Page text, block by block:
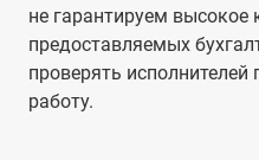
не гарантируем высокое
предоставляемых
проверять
работу.